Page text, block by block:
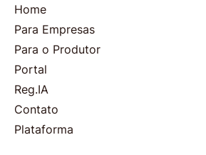
Home
Para Empresas
Para o Produtor
Portal
Reg.IA
Contato
Plataforma